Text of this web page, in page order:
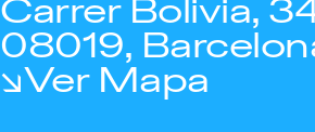
Carrer Bolivia,
08019,
Ver Mapa